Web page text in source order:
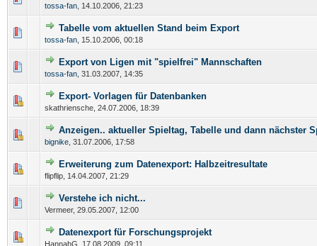
tossa-fan 14.10.2006, 21:23
Tabelle vom aktuellen Stand beim Export
tossa-fan 15.10.2006, 00:18
Export von Ligen mit "spielfrei" Mannschaften
tossa-fan 31.03.2007, 14:35
Export- Vorlagen für Datenbanken
skathriensche, 24.07.2006, 18:39
Anzeigen.. aktueller Spieltag, Tabelle und dann nächster
bignike 31.07.2006, 17:58
Erweiterung zum Datenexport: Halbzeitresultate
flipflip, 14.04.2007, 21:29
Verstehe ich nicht...
Vermeer, 29.05.2007, 12:00
Datenexport für Forschungsprojekt
HannahG, 17.08.2009, 09:11